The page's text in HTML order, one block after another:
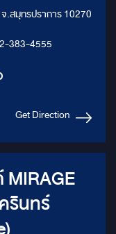
จ.สมุทรปราการ 10270
383-4555
Get Direction
MIRAGE